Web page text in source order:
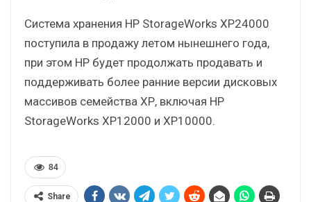
Система хранения HP StorageWorks XP24000
поступила в продажу летом нынешнего года,
при этом НР будет продолжать продавать и
поддерживать более ранние версии дисковых
массивов семейства ХР, включая HP
StorageWorks XP12000 и XP10000.
84
Share